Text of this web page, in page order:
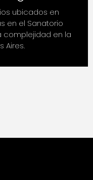
ubicados en
en el Sanatorio
complejidad en la
Aires.